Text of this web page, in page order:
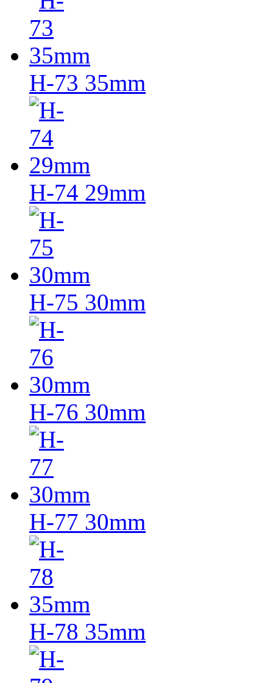
H-73 35mm
H-74 29mm
H-75 30mm
H-76 30mm
H-77 30mm
H-78 35mm